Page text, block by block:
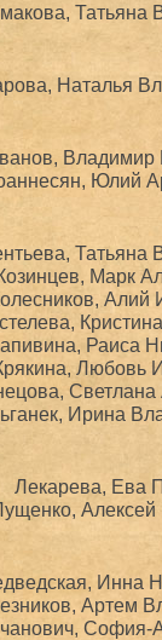
Татьяна
Наталья
Владимир
Юлий
Татьяна
Марк
Алий
Раиса
Любовь
Ирина
Лекарева, Ева
Инна
Артем
София-